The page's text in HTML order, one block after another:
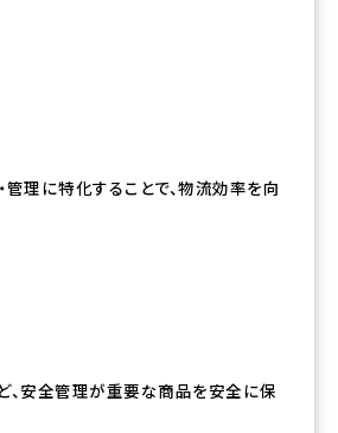
理に特化することで、物流効率を向
、安全管理が重要な商品を安全に保